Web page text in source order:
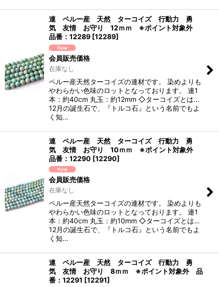
連 ペルー産 天然 ターコイズ 行動力 勇
気 友情 お守り 12ｍｍ ※ポイント対象外
品番：12289 [12289]
会員販売価格
在庫なし
ペルー産天然ターコイズの連材です。 染めよりも
やわらかい色味のロットとなっております。 連1
本：約40cm 丸玉：約12mm ◇ターコイズとは…
12月の誕生石で、『トルコ石』という名前でもよ
く知…
連 ペルー産 天然 ターコイズ 行動力 勇
気 友情 お守り 10ｍｍ ※ポイント対象外
品番：12290 [12290]
会員販売価格
在庫なし
ペルー産天然ターコイズの連材です。 染めよりも
やわらかい色味のロットとなっております。 連1
本：約40cm 丸玉：約10mm ◇ターコイズとは…
12月の誕生石で、『トルコ石』という名前でもよ
く知…
連 ペルー産 天然 ターコイズ 行動力 勇
気 友情 お守り 8ｍｍ ※ポイント対象外 品
番：12291 [12291]